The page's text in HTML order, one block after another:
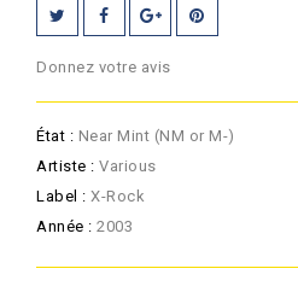
Donnez votre avis
État : Near Mint (NM or M-)
Artiste : Various
Label : X-Rock
Année : 2003